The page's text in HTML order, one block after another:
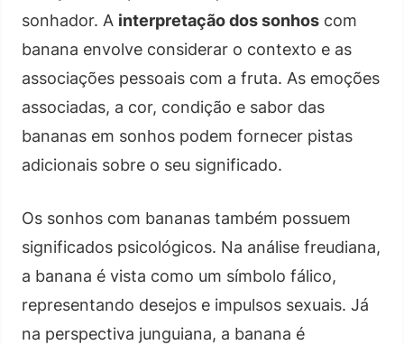
sonhador. A interpretação dos sonhos com
banana envolve considerar o contexto e as
associações pessoais com a fruta. As emoções
associadas, a cor, condição e sabor das
bananas em sonhos podem fornecer pistas
adicionais sobre o seu significado.
Os sonhos com bananas também possuem
significados psicológicos. Na análise freudiana,
a banana é vista como um símbolo fálico,
representando desejos e impulsos sexuais. Já
na perspectiva junguiana, a banana é